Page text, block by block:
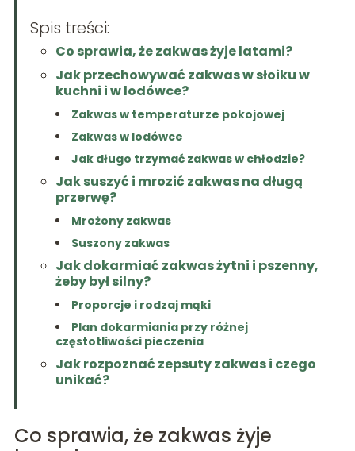
Spis treści:
Co sprawia, że zakwas żyje latami?
Jak przechowywać zakwas w słoiku w
kuchni i w lodówce?
Zakwas w temperaturze pokojowej
Zakwas w lodówce
Jak długo trzymać zakwas w chłodzie?
Jak suszyć i mrozić zakwas na długą
przerwę?
Mrożony zakwas
Suszony zakwas
Jak dokarmiać zakwas żytni i pszenny,
żeby był silny?
Proporcje i rodzaj mąki
Plan dokarmiania przy różnej
częstotliwości pieczenia
Jak rozpoznać zepsuty zakwas i czego
unikać?
Co sprawia, że zakwas żyje